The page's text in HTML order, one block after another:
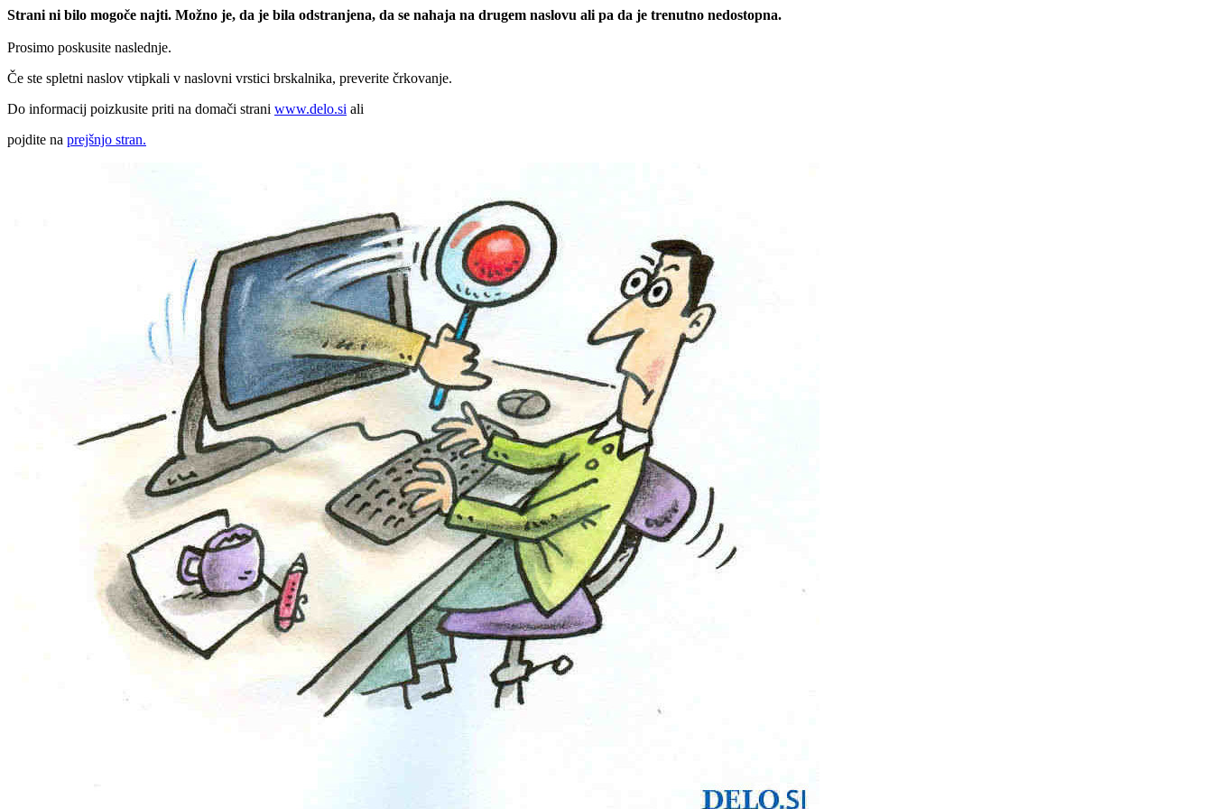
Strani ni bilo mogoče najti. Možno je, da je bila odstranjena, da se nahaja na drugem naslovu ali pa da je trenutno nedostopna.
Prosimo poskusite naslednje.
Če ste spletni naslov vtipkali v naslovni vrstici brskalnika, preverite črkovanje.
Do informacij poizkusite priti na domači strani www.delo.si ali
pojdite na prejšnjo stran.